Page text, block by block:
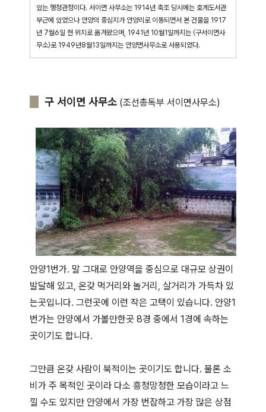
있는 행정관청이다. 서이면 사무소는 1914년 축조 당시에는 호계도서관
부근에 있었으나 안양의 중심지가 안양리로 이동되면서 본 건물을 1917
년 7월6일 현 위치로 옮겨왔으며, 1941년 10월1일까지는 〈구서이면사
무소〉로 1949년8월13일까지는 안양면사무소로 사용되었다.
구 서이면 사무소 (조선총독부 서이면사무소)
안양1번가. 말 그대로 안양역을 중심으로 대규모 상권이
발달해 있고, 온갖 먹거리와 놀거리, 살거리가 가득차 있
는곳입니다. 그런곳에 이런 작은 고택이 있습니다. 안양1
번가는 안양에서 가볼만한곳 8경 중에서 1경에 속하는
곳이기도 합니다.
그만큼 온갖 사람이 북적이는 곳이기도 합니다. 물론 소
비가 주 목적인 곳이라 다소 흥청망청한 모습이라고 느
낄 수도 있지만 안양에서 가장 번잡하고 가장 많은 상점